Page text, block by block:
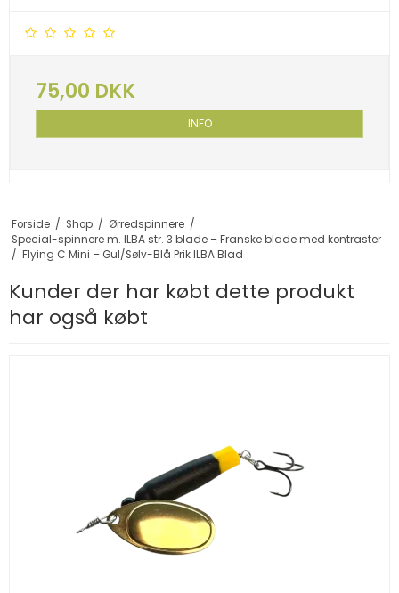
75,00 DKK
INFO
Forside / Shop / Ørredspinnere /
Special-spinnere m. ILBA str. 3 blade – Franske blade med kontraster
/ Flying C Mini – Gul/Sølv-Blå Prik ILBA Blad
Kunder der har købt dette produkt
har også købt